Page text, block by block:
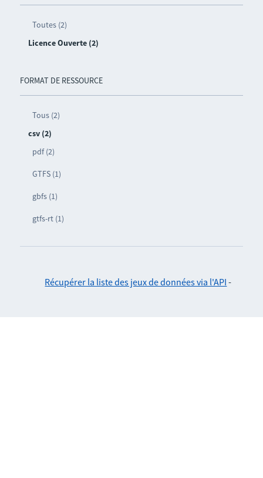
Toutes (2)
Licence Ouverte (2)
FORMAT DE RESSOURCE
Tous (2)
csv (2)
pdf (2)
GTFS (1)
gbfs (1)
gtfs-rt (1)
Récupérer la liste des jeux de données via l'API -